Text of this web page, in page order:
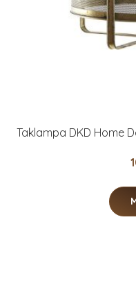
Taklampa DKD Home